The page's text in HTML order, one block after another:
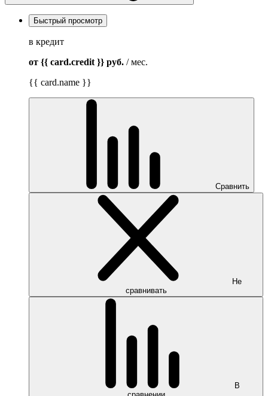
Быстрый просмотр
в кредит
от {{ card.credit }} руб. / мес.
{{ card.name }}
Сравнить
Не
сравнивать
В